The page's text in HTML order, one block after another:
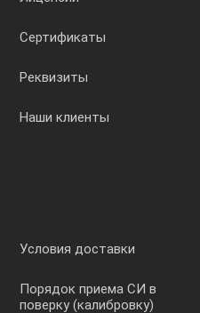
Сертификаты
Реквизиты
Наши клиенты
Условия доставки
Порядок приема СИ в
поверку (калибровку)